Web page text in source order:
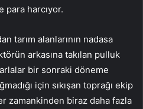
para harcıyor.
tarım alanlarının nadasa
arkasına takılan pulluk
bir sonraki döneme
için sıkışan toprağı ekip
zamankinden biraz daha fazla